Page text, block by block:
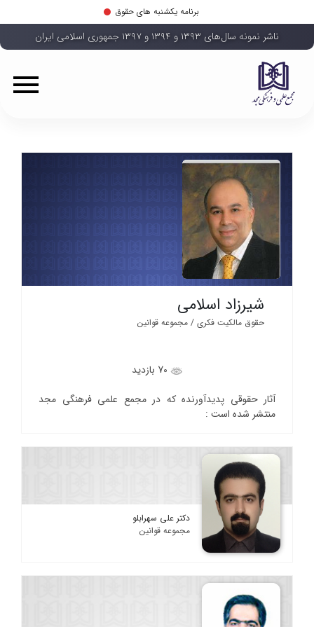
برنامه یکشنبه های حقوق
ناشر نمونه سال‌های ۱۳۹۳ و ۱۳۹۴ و ۱۳۹۷ جمهوری اسلامی ایران
شیرزاد اسلامی
حقوق مالکیت فکری / مجموعه قوانین
آثار حقوقی پدیدآورنده که در مجمع علمی فرهنگی مجد
منتشر شده است :
دکتر علی سهرابلو
مجموعه قوانین